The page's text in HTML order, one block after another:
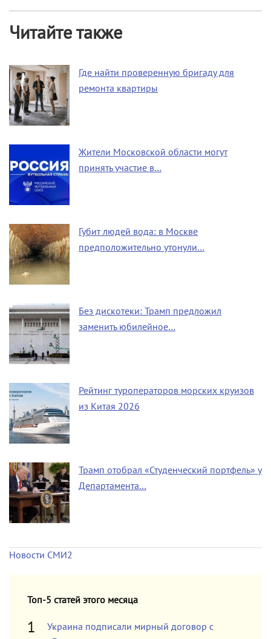
Читайте также
Где найти проверенную бригаду для
ремонта квартиры
Жители Московской области могут
принять участие в…
Губит людей вода: в Москве
предположительно утонули…
Без дискотеки: Трамп предложил
заменить юбилейное…
Рейтинг туроператоров морских круизов
из Китая 2026
Трамп отобрал «Студенческий портфель» у
Департамента…
Новости СМИ2
Топ-5 статей этого месяца
Украина подписали мирный договор с